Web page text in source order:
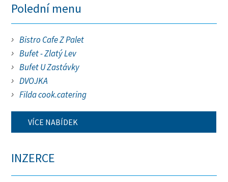
Polední menu
Bistro Cafe Z Palet
Bufet - Zlatý Lev
Bufet U Zastávky
DVOJKA
Filda cook.catering
VÍCE NABÍDEK
INZERCE